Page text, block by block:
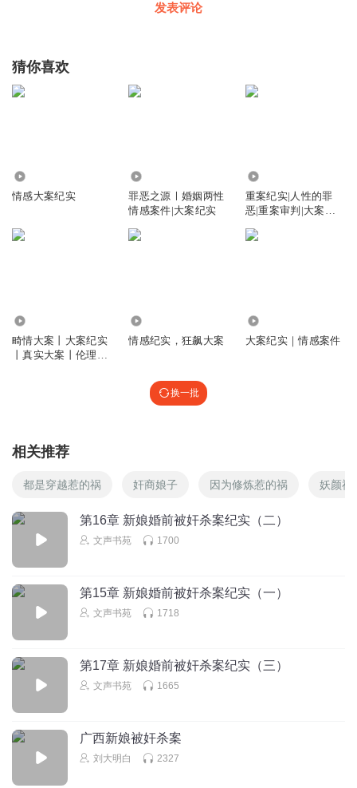
发表评论
猜你喜欢
情感大案纪实
罪恶之源ㅣ婚姻两性
情感案件|大案纪实
重案纪实|人性的罪
恶|重案审判|大案纪
畸情大案丨大案纪实
丨真实大案丨伦理情
情感纪实，狂飙大案 大案纪实｜情感案件
换一批
相关推荐
都是穿越惹的祸 奸商娘子 因为修炼惹的祸 妖颜祸
第16章 新娘婚前被奸杀案纪实（二）
文声书苑 1700
第15章 新娘婚前被奸杀案纪实（一）
文声书苑 1718
第17章 新娘婚前被奸杀案纪实（三）
文声书苑 1665
广西新娘被奸杀案
刘大明白 2327